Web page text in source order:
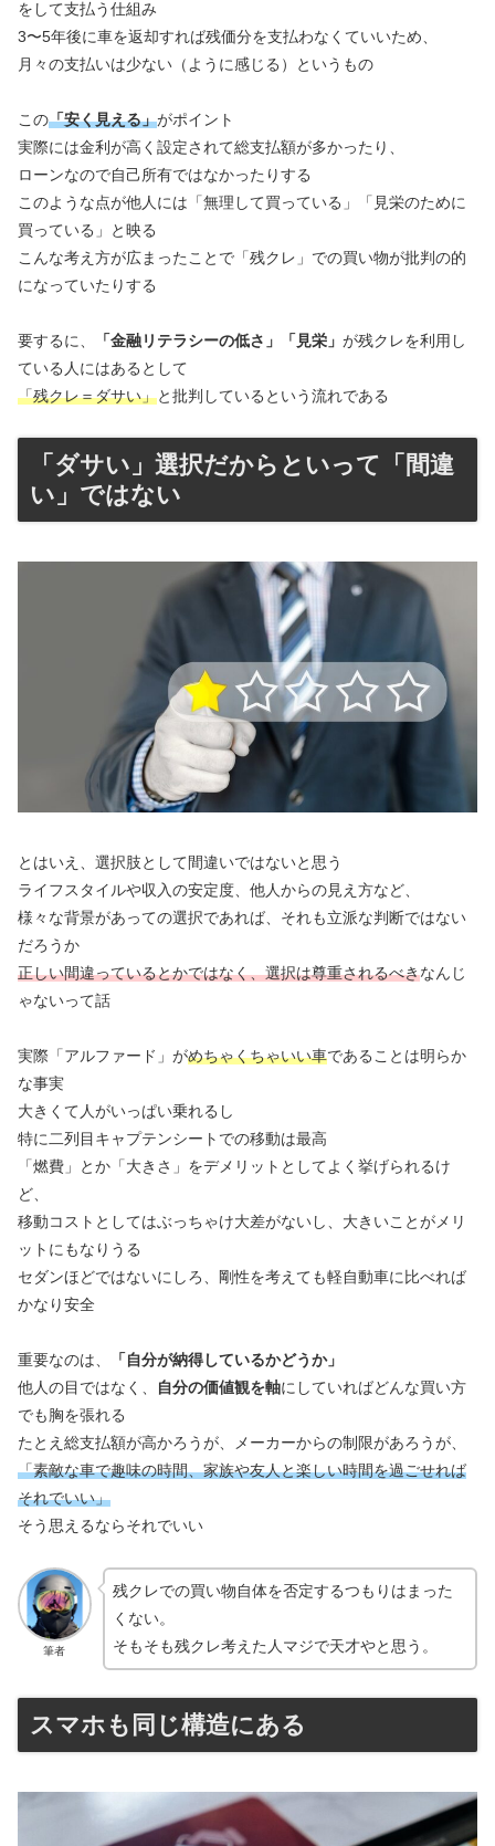
をして支払う仕組み
3〜5年後に車を返却すれば残価分を支払わなくていいため、
月々の支払いは少ない（ように感じる）というもの
この「安く見える」がポイント
実際には金利が高く設定されて総支払額が多かったり、
ローンなので自己所有ではなかったりする
このような点が他人には「無理して買っている」「見栄のために
買っている」と映る
こんな考え方が広まったことで「残クレ」での買い物が批判の的
になっていたりする
要するに、 「金融リテラシーの低さ」「見栄」 が残クレを利用し
ている人にはあるとして
「残クレ＝ダサい」と批判しているという流れである
「ダサい」選択だからといって「間違
い」ではない
とはいえ、選択肢として間違いではないと思う
ライフスタイルや収入の安定度、他人からの見え方など、
様々な背景があっての選択であれば、それも立派な判断ではない
だろうか
正しい間違っているとかではなく、選択は尊重されるべきなんじ
ゃないって話
実際「アルファード」がめちゃくちゃいい車であることは明らか
な事実
大きくて人がいっぱい乗れるし
特に二列目キャプテンシートでの移動は最高
「燃費」とか「大きさ」をデメリットとしてよく挙げられるけ
ど、
移動コストとしてはぶっちゃけ大差がないし、大きいことがメリ
ットにもなりうる
セダンほどではないにしろ、剛性を考えても軽自動車に比べれば
かなり安全
重要なのは、
「自分が納得しているかどうか」
他人の目ではなく、
自分の価値観を軸にしていればどんな買い方
でも胸を張れる
たとえ総支払額が高かろうが、メーカーからの制限があろうが、
「素敵な車で趣味の時間、家族や友人と楽しい時間を過ごせれば
それでいい」
そう思えるならそれでいい
筆者
残クレでの買い物自体を否定するつもりはまった
くない。
そもそも残クレ考えた人マジで天才やと思う。
スマホも同じ構造にある